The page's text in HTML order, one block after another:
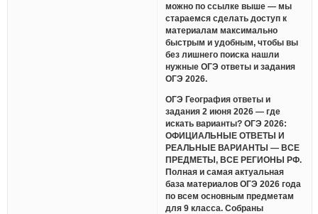
можно по ссылке выше — мы
стараемся сделать доступ к
материалам максимально
быстрым и удобным, чтобы вы
без лишнего поиска нашли
нужные ОГЭ ответы и задания
ОГЭ 2026.
ОГЭ География ответы и
задания 2 июня 2026 — где
искать варианты? ОГЭ 2026:
ОФИЦИАЛЬНЫЕ ОТВЕТЫ И
РЕАЛЬНЫЕ ВАРИАНТЫ — ВСЕ
ПРЕДМЕТЫ, ВСЕ РЕГИОНЫ РФ.
Полная и самая актуальная
база материалов ОГЭ 2026 года
по всем основным предметам
для 9 класса. Собраны